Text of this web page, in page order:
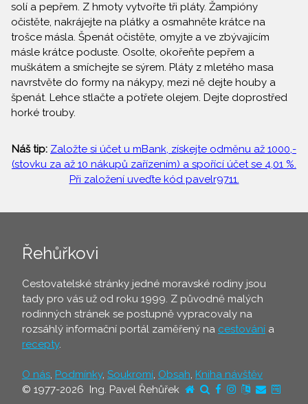
solí a pepřem. Z hmoty vytvořte tři pláty. Žampióny
očistěte, nakrájejte na plátky a osmahněte krátce na
trošce másla. Špenát očistěte, omyjte a ve zbývajícím
másle krátce poduste. Osolte, okořeňte pepřem a
muškátem a smíchejte se sýrem. Pláty z mletého masa
navrstvěte do formy na nákypy, mezi ně dejte houby a
špenát. Lehce stlačte a potřete olejem. Dejte doprostřed
horké trouby.
Náš tip: Založte si účet u mBank, získejte odměnu až 1000,-
(stovku za až 10 nákupů zařízením) a spořící účet se 4,01 %.
Při založení uveďte kód pavelr9711.
Řehůřkovi
Cestovatelské stránky jedné moravské rodiny jsou
tady pro vás už od roku 1999. Z původně malých
rodinných stránek se postupně vypracovaly na
rozsáhlý informační portál zaměřený na cestování a
recepty.
O nás, Podmínky, Soukromí, Obsah, Kniha návštěv
© 1977-2026 Ing. Pavel Řehůřek